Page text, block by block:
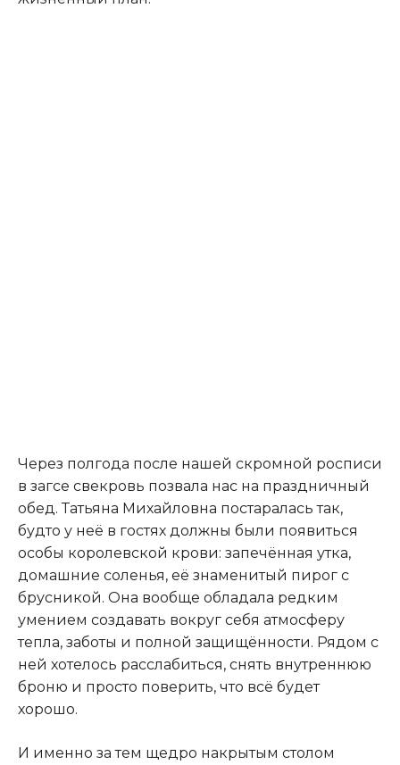
Через полгода после нашей скромной росписи
в загсе свекровь позвала нас на праздничный
обед. Татьяна Михайловна постаралась так,
будто у неё в гостях должны были появиться
особы королевской крови: запечённая утка,
домашние соленья, её знаменитый пирог с
брусникой. Она вообще обладала редким
умением создавать вокруг себя атмосферу
тепла, заботы и полной защищённости. Рядом с
ней хотелось расслабиться, снять внутреннюю
броню и просто поверить, что всё будет
хорошо.
И именно за тем щедро накрытым столом